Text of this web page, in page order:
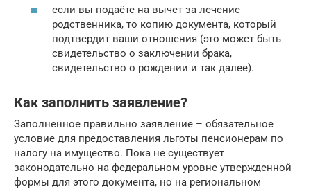
если вы подаёте на вычет за лечение
родственника, то копию документа, который
подтвердит ваши отношения (это может быть
свидетельство о заключении брака,
свидетельство о рождении и так далее).
Как заполнить заявление?
Заполненное правильно заявление – обязательное
условие для предоставления льготы пенсионерам по
налогу на имущество. Пока не существует
законодательно на федеральном уровне утвержденной
формы для этого документа, но на региональном